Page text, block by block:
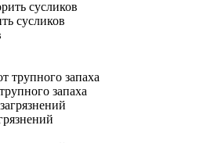
сусликов
запаха